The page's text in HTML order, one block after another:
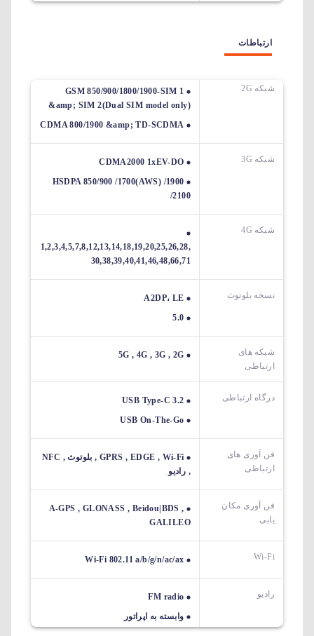
ارتباطات
شبکه 2G
GSM 850/900/1800/1900-SIM 1
&amp; SIM 2(Dual SIM model only)
CDMA 800/1900 &amp; TD-SCDMA
شبکه 3G
CDMA2000 1xEV-DO
HSDPA 850/900 /1700(AWS) /1900
/2100
شبکه 4G
1,2,3,4,5,7,8,12,13,14,18,19,20,25,26,28,
30,38,39,40,41,46,48,66,71
نسخه بلوتوث
A2DP، LE
5.0
شبکه های
ارتباطی
5G , 4G , 3G , 2G
درگاه ارتباطی
USB Type-C 3.2
USB On-The-Go
فن آوری های
ارتباطی
GPRS , EDGE , Wi-Fi , بلوتوث , NFC
, رادیو
فن آوری مکان
یابی
A-GPS , GLONASS , Beidou|BDS ,
GALILEO
Wi-Fi
Wi-Fi 802.11 a/b/g/n/ac/ax
رادیو
FM radio
وابسته به اپراتور